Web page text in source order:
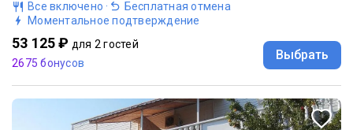
Все включено ·
Бесплатная отмена
Моментальное подтверждение
53 125 ₽ для 2 гостей
2675 бонусов
Выбрать